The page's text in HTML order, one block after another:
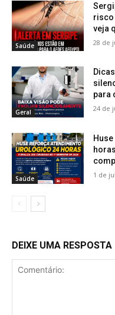
Saúde
risco
veja
28 de
Geral
para
24 de
Saúde 1 de
DEIXE UMA RESPOSTA